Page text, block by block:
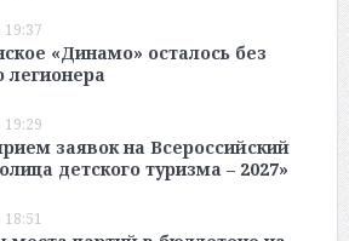
19:37
«Динамо» осталось без
легионера
19:29
заявок на Всероссийский
детского туризма – 2027»
18:51